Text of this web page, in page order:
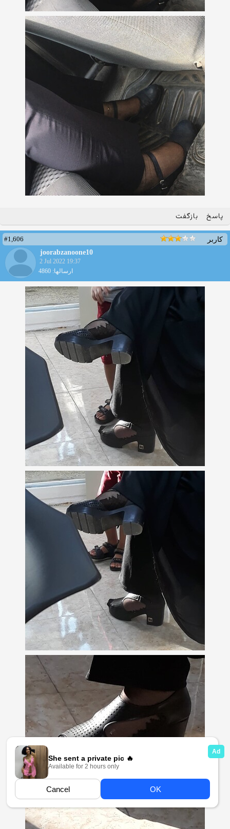
پاسخ بازگفت
کاربر
#1,606
joorabzanoone10
2 Jul 2022 19:37
ارسالها: 4860